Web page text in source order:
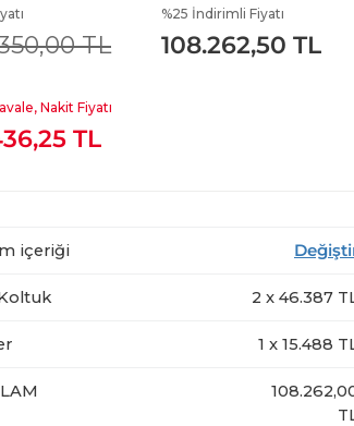
TL
%25 İndirimli Fiyatı
108.262,50 TL
Nakit Fiyatı
TL
içeriği
2 x 46.387
1 x 15.488